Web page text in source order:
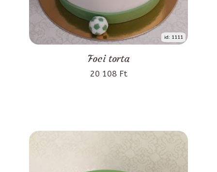
id: 1111
Foci torta
20 108 Ft